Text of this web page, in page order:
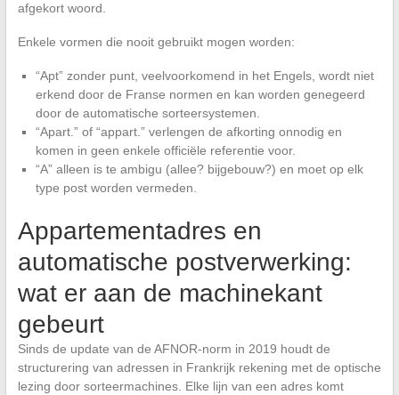
afgekort woord.
Enkele vormen die nooit gebruikt mogen worden:
“Apt” zonder punt, veelvoorkomend in het Engels, wordt niet
erkend door de Franse normen en kan worden genegeerd
door de automatische sorteersystemen.
“Apart.” of “appart.” verlengen de afkorting onnodig en
komen in geen enkele officiële referentie voor.
“A” alleen is te ambigu (allee? bijgebouw?) en moet op elk
type post worden vermeden.
Appartementadres en
automatische postverwerking:
wat er aan de machinekant
gebeurt
Sinds de update van de AFNOR-norm in 2019 houdt de
structurering van adressen in Frankrijk rekening met de optische
lezing door sorteermachines. Elke lijn van een adres komt